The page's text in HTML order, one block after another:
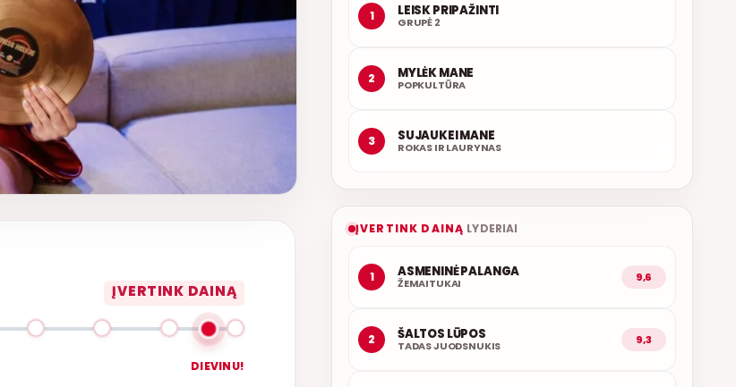
ĮVERTINK DAINĄ
DIEVINU!
1 LEISK PRIPAŽINTI
GRUPĖ 2
2 MYLĖK MANE
POPKULTŪRA
3 SUJAUKEI MANE
ROKAS IR LAURYNAS
ĮVERTINK DAINĄ LYDERIAI
1 ASMENINĖ PALANGA
ŽEMAITUKAI 9,6
2 ŠALTOS LŪPOS
TADAS JUODSNUKIS 9,3